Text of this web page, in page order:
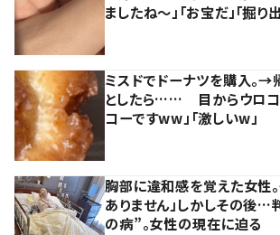
ましたね～」「お宝だ」「掘り
ミスドでドーナツを購入。→
としたら…… 目からウロコ
コーですww」「激しいw」
胸部に違和感を覚えた女性
ありません」しかしその後…
の病”。女性の現在に迫る